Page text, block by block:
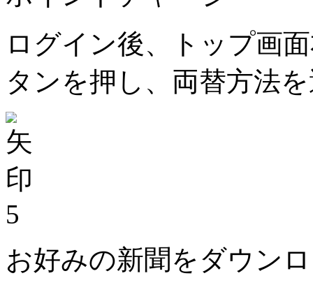
ログイン後、トップ画
タンを押し、両替方法
5
お好みの新聞をダウン